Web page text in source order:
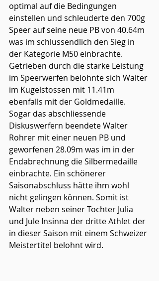
optimal auf die Bedingungen
einstellen und schleuderte den 700g
Speer auf seine neue PB von 40.64m
was im schlussendlich den Sieg in
der Kategorie M50 einbrachte.
Getrieben durch die starke Leistung
im Speerwerfen belohnte sich Walter
im Kugelstossen mit 11.41m
ebenfalls mit der Goldmedaille.
Sogar das abschliessende
Diskuswerfern beendete Walter
Rohrer mit einer neuen PB und
geworfenen 28.09m was im in der
Endabrechnung die Silbermedaille
einbrachte. Ein schönerer
Saisonabschluss hätte ihm wohl
nicht gelingen können. Somit ist
Walter neben seiner Tochter Julia
und Jule Insinna der dritte Athlet der
in dieser Saison mit einem Schweizer
Meistertitel belohnt wird.